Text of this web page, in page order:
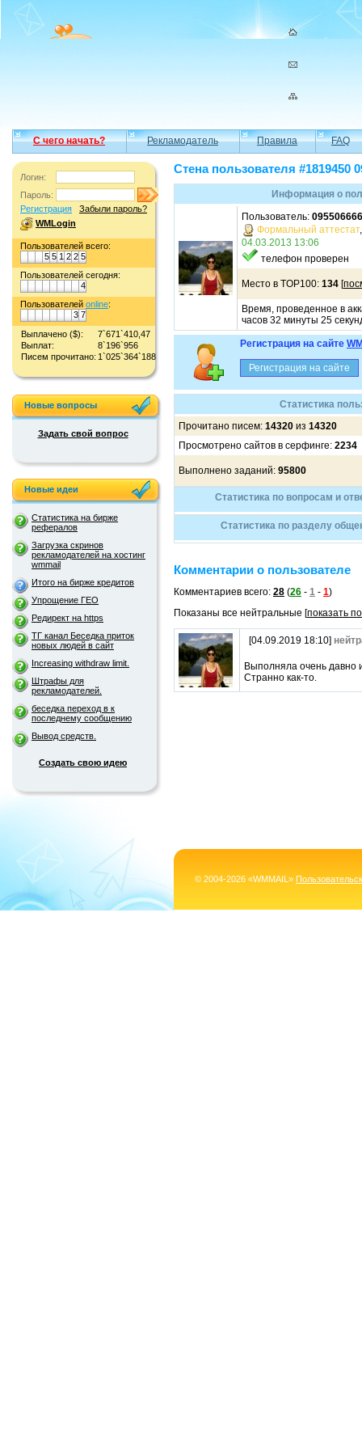
С чего начать? Рекламодатель Правила FAQ
Логин:
Пароль:
Регистрация
Забыли пароль?
WMLogin
Пользователей всего:
5 5 1 2 2 5
Пользователей сегодня:
4
Пользователей online:
3 7
Выплачено ($):
7`671`410,47
Выплат:
8`196`956
Писем прочитано: 1`025`364`188
Новые вопросы
Задать свой вопрос
Новые идеи
Статистика на бирже
рефералов
Загрузка скринов
рекламодателей на хостинг
wmmail
Итого на бирже кредитов
Упрощение ГЕО
Редирект на https
ТГ канал Беседка приток
новых людей в сайт
Increasing withdraw limit.
Штрафы для
рекламодателей.
беседка переход в к
последнему сообщению
Вывод средств.
Создать свою идею
Стена пользователя #1819450
Информация о
Пользователь:
Формальный аттестат
04.03.2013 13:06
телефон проверен
Место в TOP100: 134 [
Время, проведенное в
часов 32 минуты 25
Регистрация на сайте
Статистика
Прочитано писем: 14320 из 14320
Просмотрено сайтов в серфинге: 2234
Выполнено заданий: 95800
Статистика по вопросам и
Статистика по разделу
Комментарии о пользователе
Комментариев всего: 28 (26 - 1 - 1)
Показаны все нейтральные [показать
[04.09.2019 18:10]
Выполняла очень давно
Странно как-то.
© 2004-2026 «WMMAIL»